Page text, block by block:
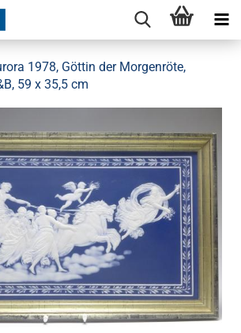
1978, Göttin der Morgenröte,
59 x 35,5 cm